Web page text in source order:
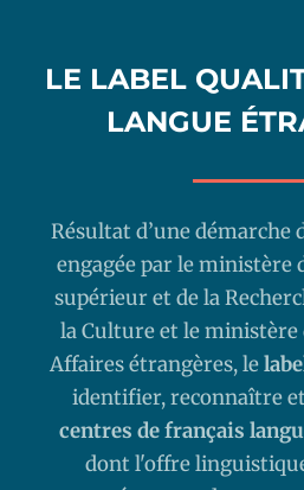
LE LABEL
LANGUE
Résultat d’une démarche
engagée par le ministère
supérieur et de la
la Culture et le ministère
Affaires étrangères, le
identifier, reconnaître
centres de français
dont l'offre